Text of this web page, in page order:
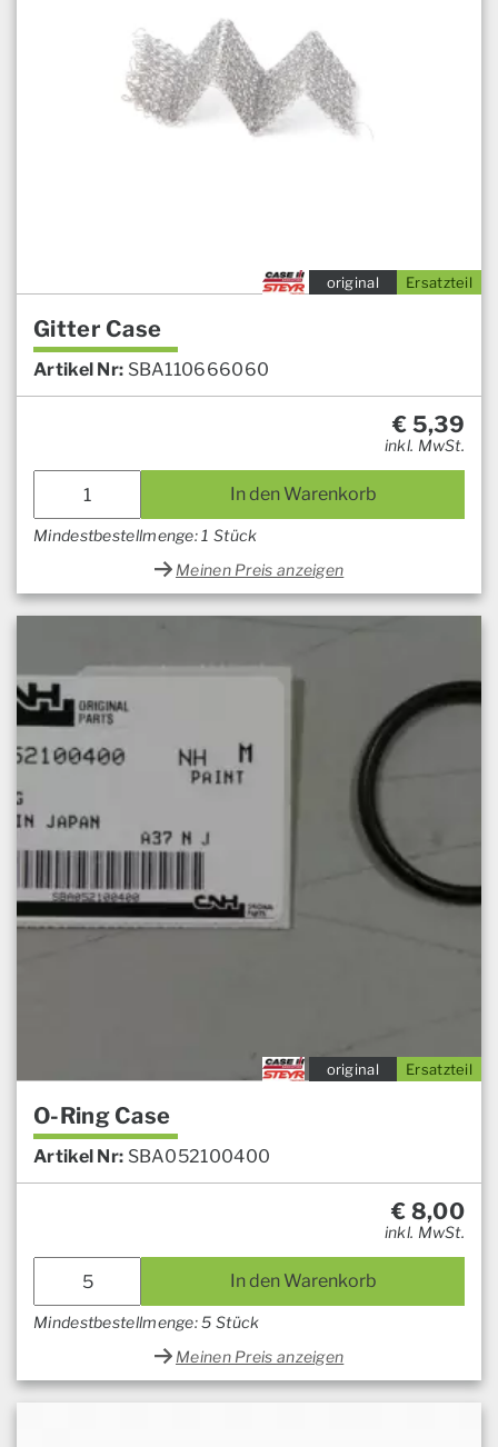
Ersatzteil
original
Gitter Case
Artikel Nr: SBA110666060
€ 5,39
inkl. MwSt.
In den Warenkorb
Mindestbestellmenge: 1 Stück
Meinen Preis anzeigen
Ersatzteil
original
O-Ring Case
Artikel Nr: SBA052100400
€ 8,00
inkl. MwSt.
In den Warenkorb
Mindestbestellmenge: 5 Stück
Meinen Preis anzeigen